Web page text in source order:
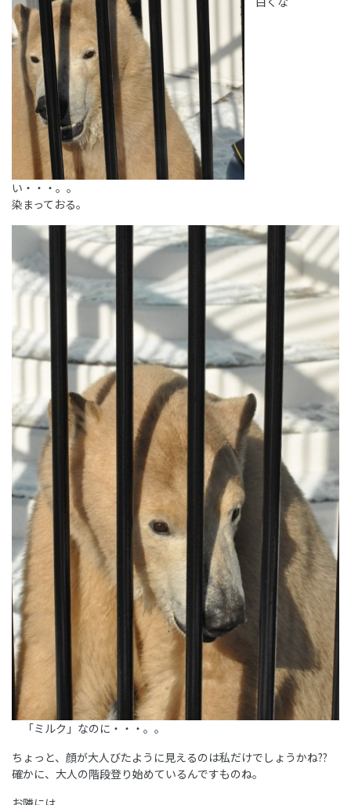
い・・・。。
染まっておる。
「ミルク」なのに・・・。。
ちょっと、顔が大人びたように見えるのは私だけでしょうかね??
確かに、大人の階段登り始めているんですものね。